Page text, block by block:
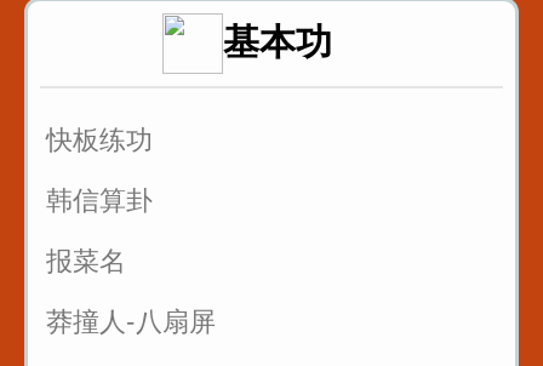
基本功
快板练功
韩信算卦
报菜名
莽撞人-八扇屏